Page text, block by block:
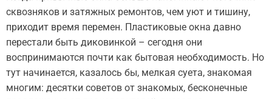
сквозняков и затяжных ремонтов, чем уют и тишину,
приходит время перемен. Пластиковые окна давно
перестали быть диковинкой – сегодня они
воспринимаются почти как бытовая необходимость. Но
тут начинается, казалось бы, мелкая суета, знакомая
многим: десятки советов от знакомых, бесконечные